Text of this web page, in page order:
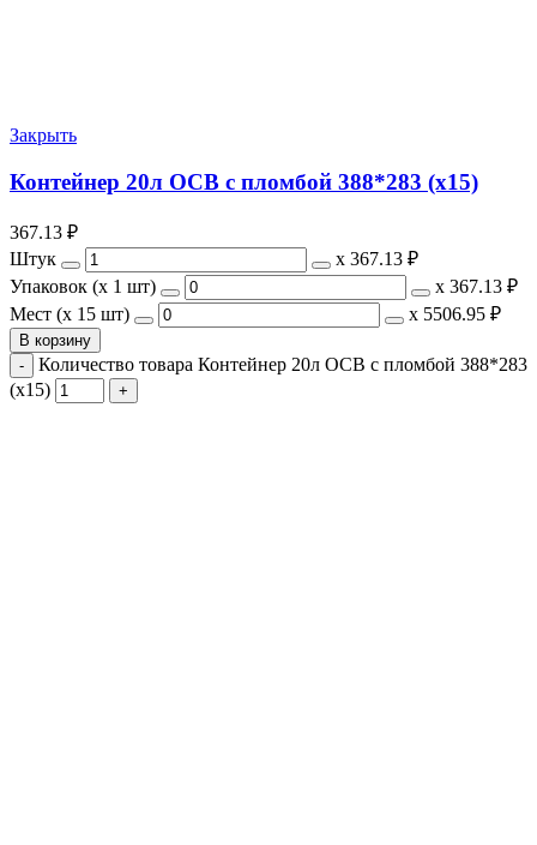
Закрыть
Контейнер 20л ОСВ с пломбой 388*283 (х15)
367.13 ₽
Штук
х 367.13 ₽
Упаковок (x 1 шт)
х 367.13 ₽
Мест (x 15 шт)
х 5506.95 ₽
В корзину
Количество товара Контейнер 20л ОСВ с пломбой 388*283
(х15)